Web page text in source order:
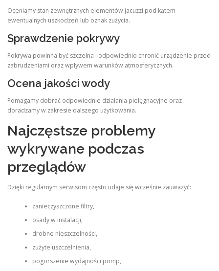
Oceniamy stan zewnętrznych elementów jacuzzi pod kątem
ewentualnych uszkodzeń lub oznak zużycia.
Sprawdzenie pokrywy
Pokrywa powinna być szczelna i odpowiednio chronić urządzenie przed
zabrudzeniami oraz wpływem warunków atmosferycznych.
Ocena jakości wody
Pomagamy dobrać odpowiednie działania pielęgnacyjne oraz
doradzamy w zakresie dalszego użytkowania.
Najczęstsze problemy
wykrywane podczas
przeglądów
Dzięki regularnym serwisom często udaje się wcześnie zauważyć:
zanieczyszczone filtry,
osady w instalacji,
drobne nieszczelności,
zużyte uszczelnienia,
pogorszenie wydajności pomp,